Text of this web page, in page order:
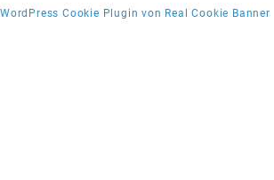
WordPress Cookie Plugin von Real Cookie Banner